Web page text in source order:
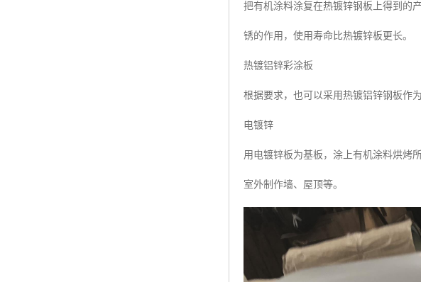
把有机涂料涂复在热镀锌钢板上得到的
锈的作用，使用寿命比热镀锌板更长。
热镀铝锌彩涂板
根据要求，也可以采用热镀铝锌钢板作
电镀锌
用电镀锌板为基板，涂上有机涂料烘烤
室外制作墙、屋顶等。